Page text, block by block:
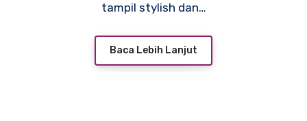
tampil stylish dan…
Baca Lebih Lanjut